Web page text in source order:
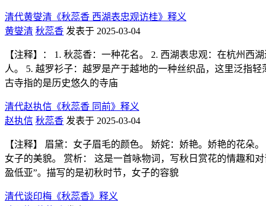
清代黄燮清《秋蕊香 西湖表忠观访桂》释义
黄燮清 秋蕊香 发表于 2025-03-04
【注释】： 1. 秋蕊香：一种花名。 2. 西湖表忠观：在杭州
人。 5. 越罗衫子：越罗是产于越地的一种丝织品，这里泛指
古寺指的是历史悠久的寺庙
清代赵执信《秋蕊香 同前》释义
赵执信 秋蕊香 发表于 2025-03-04
【注释】 眉黛：女子眉毛的颜色。 娇姹：娇艳。娇艳的花
女子的美貌。 赏析： 这是一首咏物词，写秋日赏花的情趣和
盈低亚”。描写的是初秋时节，女子的容貌
清代谈印梅《秋蕊香》释义